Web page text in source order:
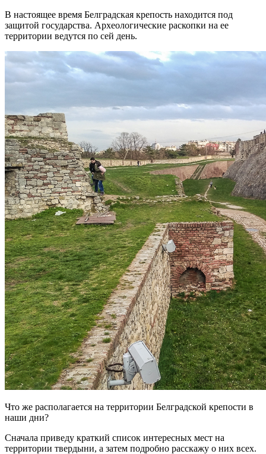
В настоящее время Белградская крепость находится под
защитой государства. Археологические раскопки на ее
территории ведутся по сей день.
Что же располагается на территории Белградской крепости в
наши дни?
Сначала приведу краткий список интересных мест на
территории твердыни, а затем подробно расскажу о них всех.